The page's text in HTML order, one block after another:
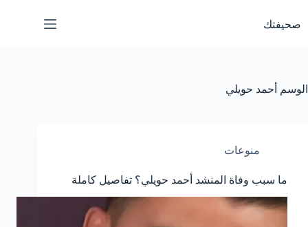
المحتوى
صحيفتك
الوسم أحمد حويلي
منوعات
ما سبب وفاة المنشد أحمد حويلي؟ تفاصيل كاملة